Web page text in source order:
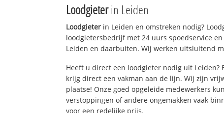
Loodgieterin Leiden
Loodgieter in Leiden en omstreken nodig?
loodgietersbedrijf met 24 uurs spoedservice
Leiden en daarbuiten. Wij werken uitsluitend
Heeft u direct een loodgieter nodig uit Leiden?
krijg direct een vakman aan de lijn. Wij zijn
plaatse! Onze goed opgeleide medewerkers
verstoppingen of andere ongemakken vaak
voor een redelijke prijs.